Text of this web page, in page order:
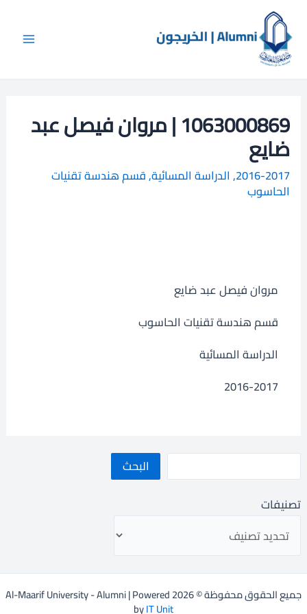
المحتوى
البحث
تصنيفات
1063000869 | مروان فيصل عبد
ضايع
2016-2017
, الدراسة المسائية,قسم هندسة تقنيات
الحاسوب
مروان فيصل عبد ضايع
قسم هندسة تقنيات الحاسوب
الدراسة المسائية
2016-2017
جميع الحقوق محفوظة © 2026 Al-Maarif University - Alumni | Powered
byIT Unit